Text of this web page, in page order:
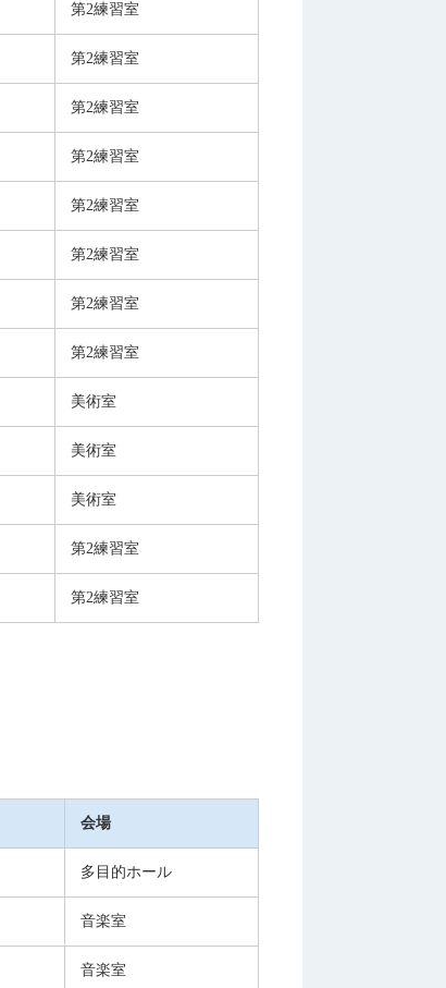
第2練習室
第2練習室
第2練習室
第2練習室
第2練習室
第2練習室
第2練習室
第2練習室
美術室
美術室
美術室
第2練習室
第2練習室
会場
多目的ホール
音楽室
音楽室